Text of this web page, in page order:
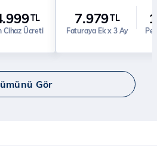
TL
Cihaz Ücreti
7.979TL
Faturaya Ek x 3 Ay
Gör